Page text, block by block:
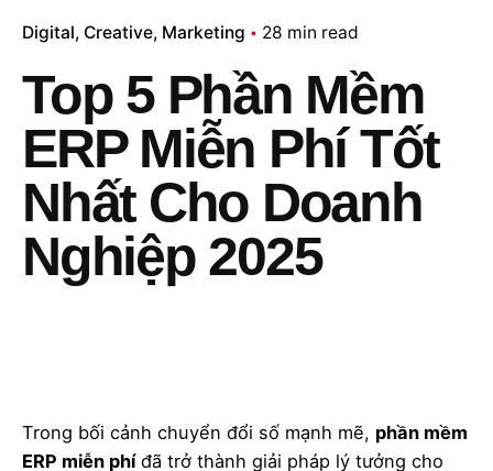
Digital Creative Marketing 28 min read
Top 5 Phần Mềm
ERP Miễn Phí Tốt
Nhất Cho Doanh
Nghiệp 2025
Trong bối cảnh chuyển đổi số mạnh mẽ, phần mềm
ERP miễn phíđã trở thành giải pháp lý tưởng cho